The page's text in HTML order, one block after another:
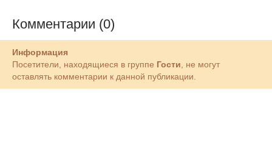
Комментарии (0)
Информация
Посетители, находящиеся в группе Гости, не могут
оставлять комментарии к данной публикации.